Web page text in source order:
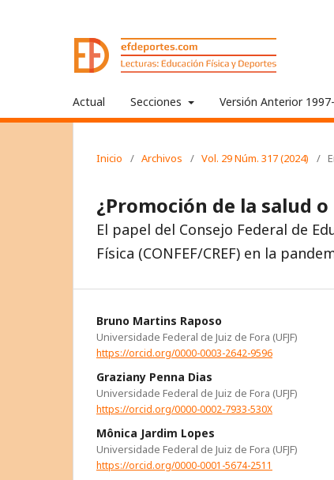
Actual Secciones Versión Anterior
Inicio / Archivos / Vol. 29 Núm. 317 (2024) /
¿Promoción de la salud
El papel del Consejo Federal de
Física (CONFEF/CREF) en la
Bruno Martins Raposo
Universidade Federal de Juiz de Fora (UFJF)
https://orcid.org/0000-0003-2642-9596
Graziany Penna Dias
Universidade Federal de Juiz de Fora (UFJF)
https://orcid.org/0000-0002-7933-530X
Mônica Jardim Lopes
Universidade Federal de Juiz de Fora (UFJF)
https://orcid.org/0000-0001-5674-2511